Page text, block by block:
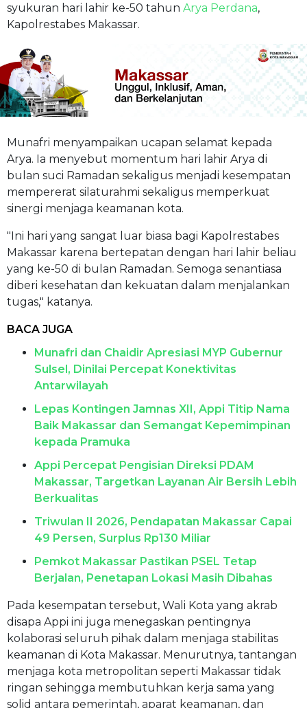
syukuran hari lahir ke-50 tahun Arya Perdana,
Kapolrestabes Makassar.
Munafri menyampaikan ucapan selamat kepada
Arya. Ia menyebut momentum hari lahir Arya di
bulan suci Ramadan sekaligus menjadi kesempatan
mempererat silaturahmi sekaligus memperkuat
sinergi menjaga keamanan kota.
"Ini hari yang sangat luar biasa bagi Kapolrestabes
Makassar karena bertepatan dengan hari lahir beliau
yang ke-50 di bulan Ramadan. Semoga senantiasa
diberi kesehatan dan kekuatan dalam menjalankan
tugas," katanya.
BACA JUGA
Munafri dan Chaidir Apresiasi MYP Gubernur
Sulsel, Dinilai Percepat Konektivitas
Antarwilayah
Lepas Kontingen Jamnas XII, Appi Titip Nama
Baik Makassar dan Semangat Kepemimpinan
kepada Pramuka
Appi Percepat Pengisian Direksi PDAM
Makassar, Targetkan Layanan Air Bersih Lebih
Berkualitas
Triwulan II 2026, Pendapatan Makassar Capai
49 Persen, Surplus Rp130 Miliar
Pemkot Makassar Pastikan PSEL Tetap
Berjalan, Penetapan Lokasi Masih Dibahas
Pada kesempatan tersebut, Wali Kota yang akrab
disapa Appi ini juga menegaskan pentingnya
kolaborasi seluruh pihak dalam menjaga stabilitas
keamanan di Kota Makassar. Menurutnya, tantangan
menjaga kota metropolitan seperti Makassar tidak
ringan sehingga membutuhkan kerja sama yang
solid antara pemerintah, aparat keamanan, dan